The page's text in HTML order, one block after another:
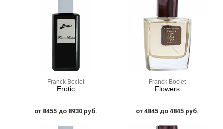
Franck Boclet
Erotic
от 8455 до 8930 руб.
Franck Boclet
Flowers
от 4845 до 4845 руб.